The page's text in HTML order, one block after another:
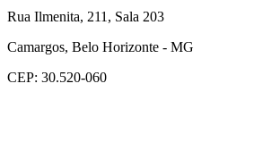
Rua Ilmenita, 211, Sala 203
Camargos, Belo Horizonte - MG
CEP: 30.520-060